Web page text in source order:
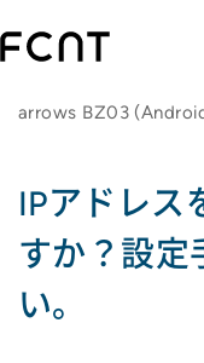
arrows BZ03
IPアドレス
すか？設定
い。